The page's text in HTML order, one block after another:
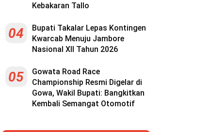
Kebakaran Tallo
04
Bupati Takalar Lepas Kontingen
Kwarcab Menuju Jambore
Nasional XII Tahun 2026
05
Gowata Road Race
Championship Resmi Digelar di
Gowa, Wakil Bupati: Bangkitkan
Kembali Semangat Otomotif